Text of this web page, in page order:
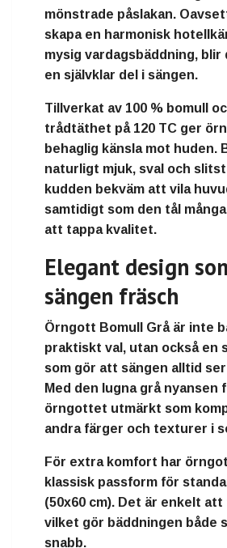
mönstrade påslakan.
skapa en harmonisk
mysig vardagsbäddning,
en självklar del i sängen.
Tillverkat av 100 % bomull
trådtäthet på 120 TC ger
behaglig känsla mot huden.
naturligt mjuk, sval och
kudden bekväm att vila
samtidigt som den tål
att tappa kvalitet.
Elegant design
sängen fräsch
Örngott Bomull Grå är inte
praktiskt val, utan också en
som gör att sängen alltid
Med den lugna grå nyansen
örngottet utmärkt som
andra färger och texturer i
För extra komfort har
klassisk passform för
(50x60 cm). Det är enkelt att
vilket gör bäddningen både
snabb.